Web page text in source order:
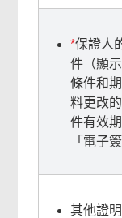
*保證人
件（顯
條件和
料更改
件有效
「電子
其他證